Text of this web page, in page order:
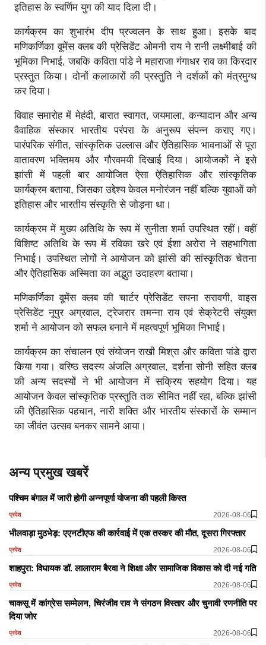
इतिहास के स्वर्णिम युग की याद दिला दी।
कार्यक्रम का शुभारंभ दीप प्रज्वलन के साथ हुआ। इसके बाद
मणिकर्णिका वूमेंस क्लब की प्रेसिडेंट ओमनी राय ने रानी लक्ष्मीबाई की
भूमिका निभाई, जबकि कविता पांडे ने महाराजा गंगाधर राव का किरदार
प्रस्तुत किया। दोनों कलाकारों की प्रस्तुति ने दर्शकों को मंत्रमुग्ध
कर दिया।
विवाह समारोह में मेहंदी, बारात स्वागत, जयमाला, कन्यादान और अन्य
वैवाहिक संस्कार भारतीय परंपरा के अनुरूप संपन्न कराए गए।
पारंपरिक संगीत, सांस्कृतिक उल्लास और ऐतिहासिक भावनाओं से पूरा
वातावरण भक्तिमय और गौरवमयी दिखाई दिया। आयोजकों ने इसे
झांसी में पहली बार आयोजित ऐसा ऐतिहासिक और सांस्कृतिक
कार्यक्रम बताया, जिसका उद्देश्य केवल मनोरंजन नहीं बल्कि युवाओं को
इतिहास और भारतीय संस्कृति से जोड़ना था।
कार्यक्रम में मुख्य अतिथि के रूप में सुनीता शर्मा उपस्थित रहीं। वहीं
विशिष्ट अतिथि के रूप में रविका खरे एवं ईशा अरोरा ने सहभागिता
निभाई। उपस्थित लोगों ने आयोजन को झांसी की सांस्कृतिक चेतना
और ऐतिहासिक अस्मिता का अद्भुत उदाहरण बताया।
मणिकर्णिका वूमेंस क्लब की चार्टर प्रेसिडेंट सपना सरावगी, वाइस
प्रेसिडेंट नूपुर अग्रवाल, ट्रेजरार तमन्ना राय एवं सेक्रेटरी संयुक्त
शर्मा ने आयोजन को सफल बनाने में महत्वपूर्ण भूमिका निभाई।
कार्यक्रम का संचालन एवं संयोजन राखी मिश्रा और कविता पांडे द्वारा
किया गया। वरिष्ठ सदस्य अंजलि अग्रवाल, दर्शना सोनी सहित क्लब
की अन्य सदस्यों ने भी आयोजन में सक्रिय सहयोग दिया। यह
आयोजन केवल सांस्कृतिक प्रस्तुति तक सीमित नहीं रहा, बल्कि झांसी
की ऐतिहासिक पहचान, नारी शक्ति और भारतीय संस्कारों के सम्मान
का जीवंत उत्सव बनकर सामने आया।
अन्य प्रमुख खबरें
पश्चिम बंगाल में जारी होगी अन्नपूर्णा योजना की पहली किस्त
प्रदेश 2026-08-06
भीलवाड़ा मुठभेड़: एएनटीएफ की कार्रवाई में एक तस्कर की मौत, दूसरा गिरफ्तार
प्रदेश 2026-08-06
शाहपुरा: विधायक डॉ. लालाराम बैरवा ने शिक्षा और सामाजिक विकास को दी नई गति
प्रदेश 2026-08-06
चाकसू में कांग्रेस सम्मेलन, चिरंजीव राव ने संगठन विस्तार और चुनावी रणनीति पर
दिया जोर
प्रदेश 2026-08-06